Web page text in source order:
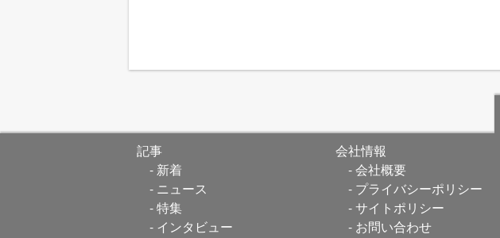
記事
新着
ニュース
特集
インタビュー
会社情報
会社概要
プライバシーポリシー
サイトポリシー
お問い合わせ